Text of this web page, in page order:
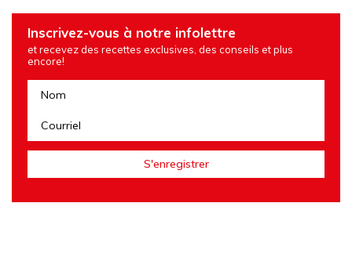
Inscrivez-vous à notre infolettre
et recevez des recettes exclusives, des conseils et plus
encore!